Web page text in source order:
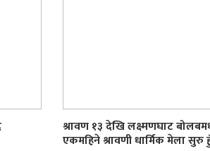
श्रावण १३ देखि लक्ष्मणघाट
एकमहिने श्रावणी धार्मिक मेला सुरु